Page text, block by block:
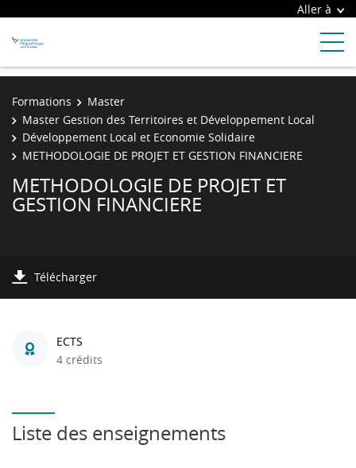
Aller à
Formations
Master
Master Gestion des Territoires et Développement Local
Développement Local et Economie Solidaire
METHODOLOGIE DE PROJET ET GESTION FINANCIERE
METHODOLOGIE DE PROJET ET
GESTION FINANCIERE
Télécharger
ECTS
4 crédits
Liste des enseignements